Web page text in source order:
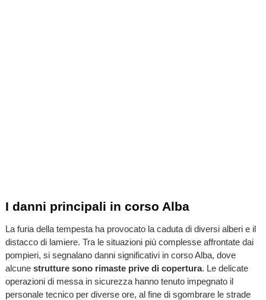
I danni principali in corso Alba
La furia della tempesta ha provocato la caduta di diversi alberi e il
distacco di lamiere. Tra le situazioni più complesse affrontate dai
pompieri, si segnalano danni significativi in corso Alba, dove
alcune strutture sono rimaste prive di copertura. Le delicate
operazioni di messa in sicurezza hanno tenuto impegnato il
personale tecnico per diverse ore, al fine di sgombrare le strade